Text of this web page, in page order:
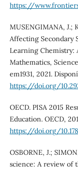
https://
MUSENGIMANA, J.;
Affecting Secondary
Learning Chemistry:
Mathematics,
em1931, 2021.
https://doi.org/
OECD. PISA 2015
Education. OECD,
https://doi.org/
OSBORNE, J.;
science: A review of